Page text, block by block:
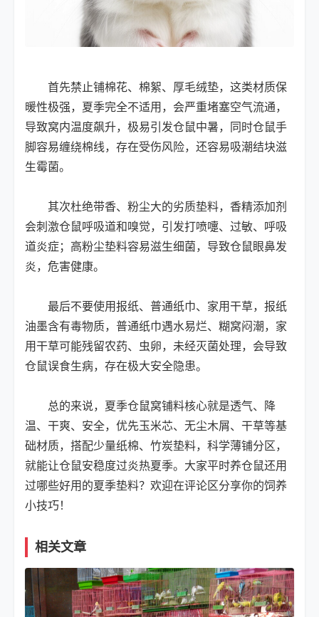
首先禁止铺棉花、棉絮、厚毛绒垫，这类材质保
暖性极强，夏季完全不适用，会严重堵塞空气流通，
导致窝内温度飙升，极易引发仓鼠中暑，同时仓鼠手
脚容易缠绕棉线，存在受伤风险，还容易吸潮结块滋
生霉菌。
其次杜绝带香、粉尘大的劣质垫料，香精添加剂
会刺激仓鼠呼吸道和嗅觉，引发打喷嚏、过敏、呼吸
道炎症；高粉尘垫料容易滋生细菌，导致仓鼠眼鼻发
炎，危害健康。
最后不要使用报纸、普通纸巾、家用干草，报纸
油墨含有毒物质，普通纸巾遇水易烂、糊窝闷潮，家
用干草可能残留农药、虫卵，未经灭菌处理，会导致
仓鼠误食生病，存在极大安全隐患。
总的来说，夏季仓鼠窝铺料核心就是透气、降
温、干爽、安全，优先玉米芯、无尘木屑、干草等基
础材质，搭配少量纸棉、竹炭垫料，科学薄铺分区，
就能让仓鼠安稳度过炎热夏季。大家平时养仓鼠还用
过哪些好用的夏季垫料？欢迎在评论区分享你的饲养
小技巧！
相关文章